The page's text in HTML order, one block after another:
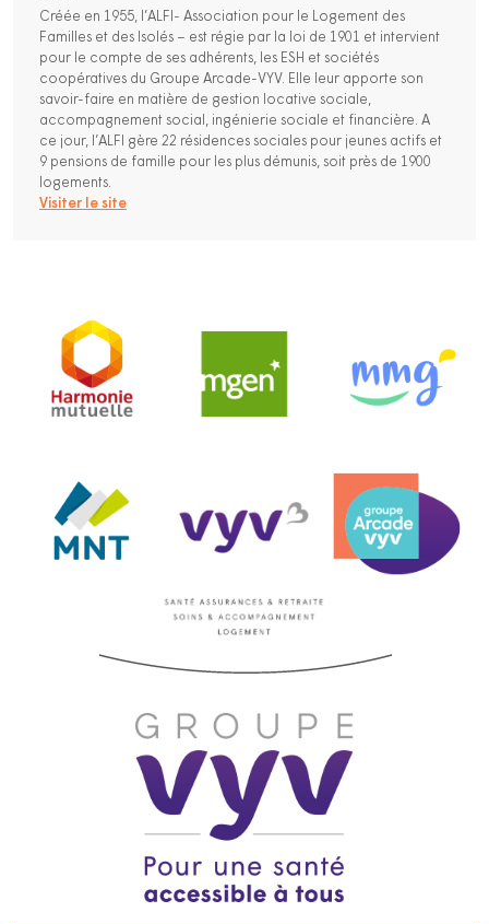
Créée en 1955, l’ALFI- Association pour le Logement des
Familles et des Isolés – est régie par la loi de 1901 et intervient
pour le compte de ses adhérents, les ESH et sociétés
coopératives du Groupe Arcade-VYV. Elle leur apporte son
savoir-faire en matière de gestion locative sociale,
accompagnement social, ingénierie sociale et financière. A
ce jour, l’ALFI gère 22 résidences sociales pour jeunes actifs et
9 pensions de famille pour les plus démunis, soit près de 1900
logements.
Visiter le site